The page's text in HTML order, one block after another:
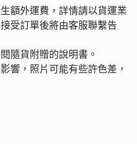
額外運費，詳情請以貨運業
受訂單後將由客服聯繫告
隨貨附贈的說明書。
響，照片可能有些許色差，